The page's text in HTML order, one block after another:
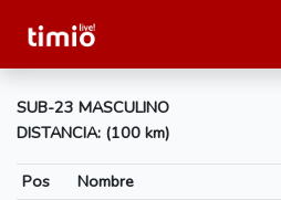
SUB-23 MASCULINO
DISTANCIA: (100 km)
Pos Nombre